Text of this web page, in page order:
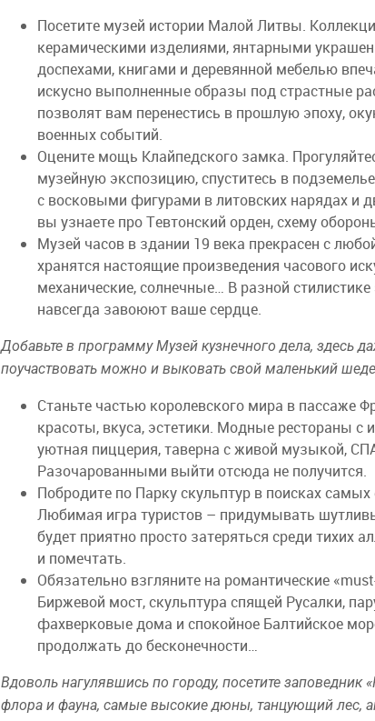
Посетите музей истории Малой Литвы.
керамическими изделиями, янтарными
доспехами, книгами и деревянной мебелью
искусно выполненные образы под страстные
позволят вам перенестись в прошлую эпоху,
военных событий.
Оцените мощь Клайпедского замка.
музейную экспозицию, спуститесь в
с восковыми фигурами в литовских нарядах и
вы узнаете про Тевтонский орден, схему
Музей часов в здании 19 века прекрасен с
хранятся настоящие произведения часового
механические, солнечные… В разной
навсегда завоюют ваше сердце.
Добавьте в программу Музей кузнечного дела, здесь
поучаствовать можно и выковать свой маленький
Станьте частью королевского мира в пассаже
красоты, вкуса, эстетики. Модные рестораны
уютная пиццерия, таверна с живой музыкой,
Разочарованными выйти отсюда не получится.
Побродите по Парку скульптур в поисках
Любимая игра туристов – придумывать
будет приятно просто затеряться среди тихих
и помечтать.
Обязательно взгляните на романтические
Биржевой мост, скульптура спящей Русалки,
фахверковые дома и спокойное Балтийское
продолжать до бесконечности…
Вдоволь нагулявшись по городу, посетите заповедник
флора и фауна, самые высокие дюны, танцующий лес,